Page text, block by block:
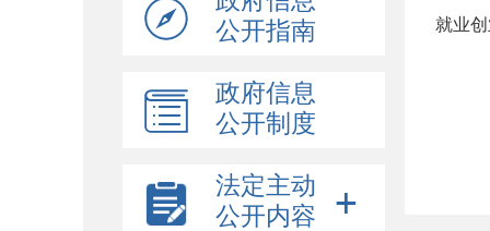
公开指南
政府信息
公开制度
法定主动
公开内容
就业